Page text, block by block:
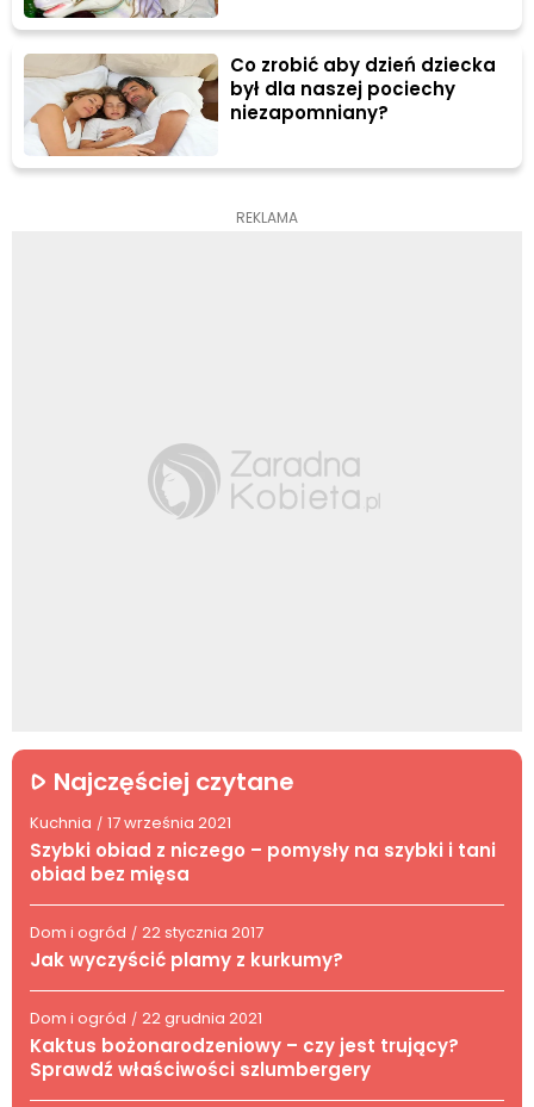
Co zrobić aby dzień dziecka
był dla naszej pociechy
niezapomniany?
REKLAMA
Najczęściej czytane
Kuchnia / 17 września 2021
Szybki obiad z niczego – pomysły na szybki i tani
obiad bez mięsa
Dom i ogród / 22 stycznia 2017
Jak wyczyścić plamy z kurkumy?
Dom i ogród / 22 grudnia 2021
Kaktus bożonarodzeniowy – czy jest trujący?
Sprawdź właściwości szlumbergery